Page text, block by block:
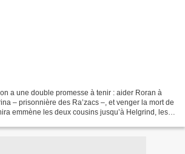
a une double promesse à tenir : aider Roran à
– prisonnière des Ra’zacs –, et venger la mort de
emmène les deux cousins jusqu’à Helgrind, les